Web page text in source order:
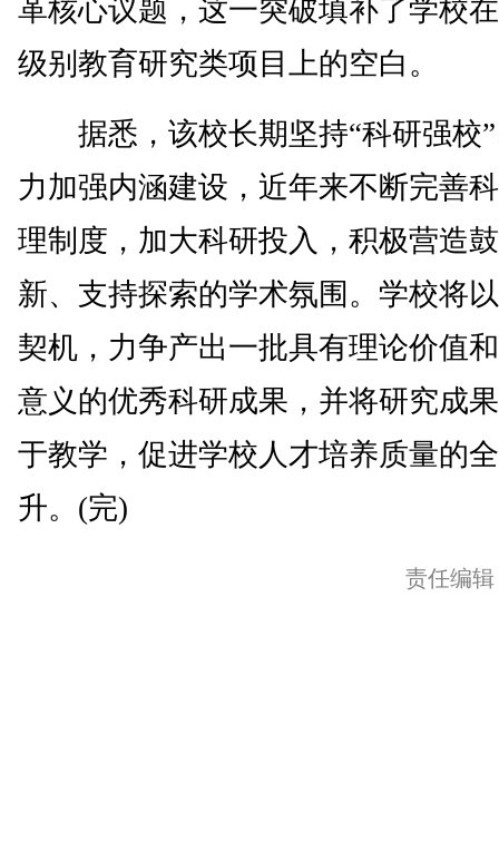
革核心议题，这一突破填补了学校
级别教育研究类项目上的空白。
据悉，该校长期坚持“科研强校”
力加强内涵建设，近年来不断完善
理制度，加大科研投入，积极营造
新、支持探索的学术氛围。学校将
契机，力争产出一批具有理论价值
意义的优秀科研成果，并将研究成
于教学，促进学校人才培养质量的
升。(完)
责任编